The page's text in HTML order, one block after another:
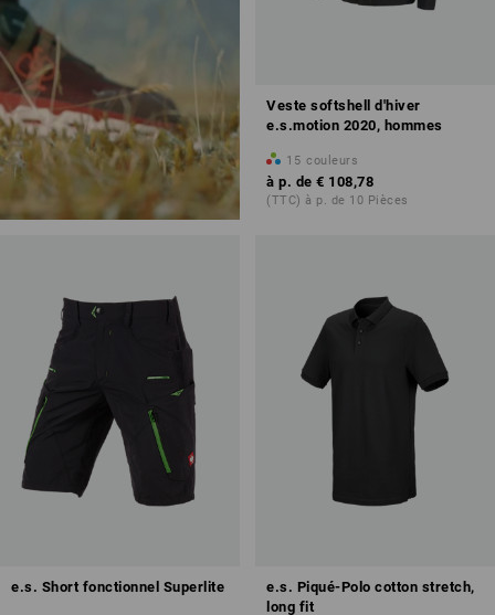
Veste softshell d'hiver
e.s.motion 2020, hommes
15 couleurs
à p. de € 108,78
(TTC) à p. de 10 Pièces
e.s. Short fonctionnel Superlite
e.s. Piqué-Polo cotton stretch,
long fit